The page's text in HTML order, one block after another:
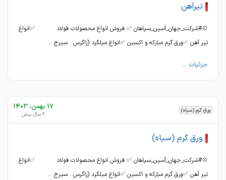
تیرآهن
💠#شرکت_جهان_آسین_سپاهان ✅ فروش انواع محصولات فولاد ✅انواع
تیر آهن ✅ورق گرم مبارکه و اکسین ✅انواع میلگرد (زاگرس . سیرج ...
جزئیات ...
ورق گرم (سیاه) 17 بهمن، 1403
2 سال پیش
ورق گرم (سیاه)
💠#شرکت_جهان_آسین_سپاهان ✅ فروش انواع محصولات فولاد ✅انواع
تیر آهن ✅ورق گرم مبارکه و اکسین ✅انواع میلگرد (زاگرس . سیرج ...